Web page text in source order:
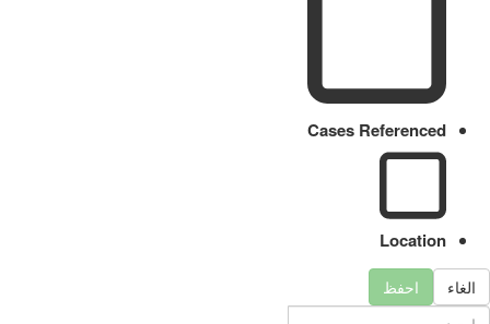
Cases Referenced
Location
الغاء احفظ